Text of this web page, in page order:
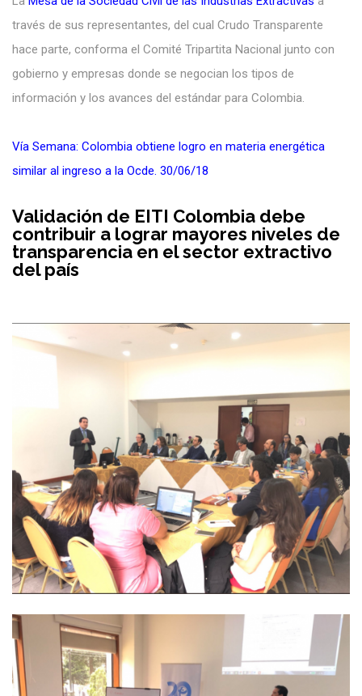
través de sus representantes, del cual Crudo Transparente
hace parte, conforma el Comité Tripartita Nacional junto con
gobierno y empresas donde se negocian los tipos de
información y los avances del estándar para Colombia.
Vía Semana: Colombia obtiene logro en materia energética
similar al ingreso a la Ocde. 30/06/18
Validación de EITI Colombia debe
contribuir a lograr mayores niveles de
transparencia en el sector extractivo
del país